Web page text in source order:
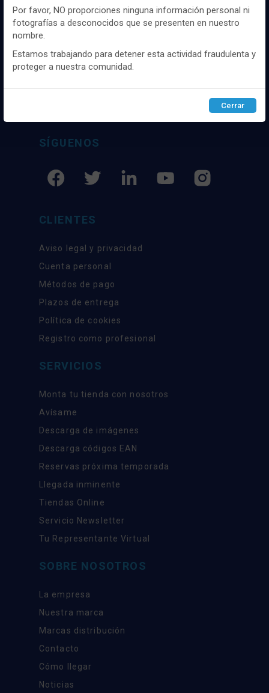
Distribuidor y mayorista textil de las mejores
marcaas de ropa y complementos del
internacionales. Más de 25 años de
experiencia como proveedor de los mejores
SÍGUENOS
CLIENTES
Aviso legal y privacidad
Cuenta personal
Métodos de pago
Plazos de entrega
Política de cookies
Registro como profesional
SERVICIOS
Monta tu tienda con nosotros
Avísame
Descarga de imágenes
Descarga códigos EAN
Reservas próxima temporada
Llegada inminente
Tiendas Online
Servicio Newsletter
Tu Representante Virtual
SOBRE NOSOTROS
La empresa
Nuestra marca
Marcas distribución
Contacto
Cómo llegar
Noticias
gustos y preferencias.
Puedesconfigurary aceptar el uso de cookies a tu gusto.
Para obtener más información visita nuestra
cookies .
Configurar Rechazar ACEPTAR
Por favor, NO proporciones ninguna información personal ni
fotografías a desconocidos que se presenten en nuestro
nombre.
Estamos trabajando para detener esta actividad fraudulenta y
proteger a nuestra comunidad.
Cerrar